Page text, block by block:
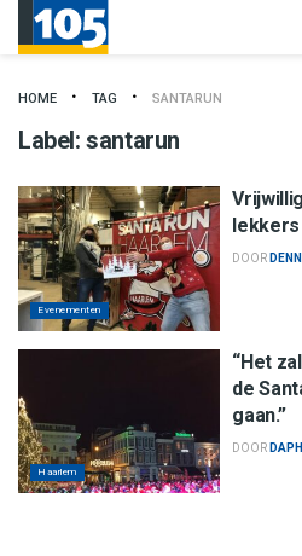
HOME TAG SANTARUN
Label:santarun
Evenementen
lekkers
DOOR
Haarlem
“Het
de
gaan.”
DOOR